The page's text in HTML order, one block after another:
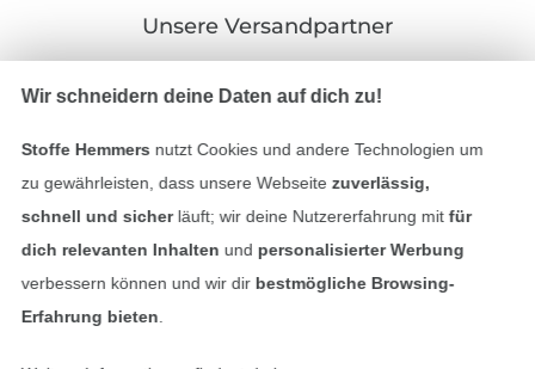
Unsere Versandpartner
Impressum
AGB
In den deutschen Shop wechseln (aktuell
Wir schneidern deine Daten auf dich zu!
Stoffe Hemmers nutzt Cookies und andere Technologien um
zu gewährleisten, dass unsere Webseite zuverlässig,
schnell und sicherläuft; wir deine Nutzererfahrung mitfür
dich relevanten Inhalten und personalisierter Werbung
verbessern können und wir dir bestmögliche Browsing-
Erfahrung bieten